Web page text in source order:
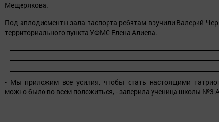
Мещерякова.
Под аплодисменты зала паспорта ребятам вручили Валерий
территориального пункта УФМС Елена Алиева.
- Мы приложим все усилия, чтобы стать настоящими
можно было во всем положиться, - заверила ученица школы №3